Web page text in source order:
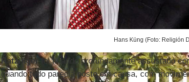
Hans Küng (Foto: Religión
Ratzinger foi ficando profundamente assustado
quando tudo parecia posto em causa, com